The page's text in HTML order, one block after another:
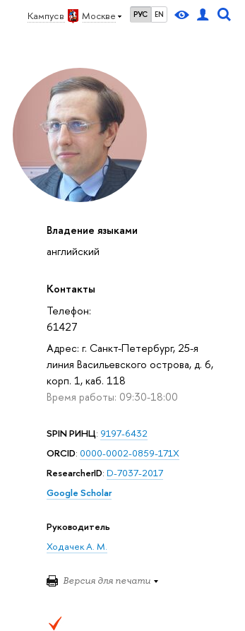
Кампус в Москве РУС EN
Владение языками
английский
Контакты
Телефон:
61427
Адрес: г. Санкт-Петербург, 25-я
линия Васильевского острова, д. 6,
корп. 1, каб. 118
Время работы: 09:30-18:00
SPIN РИНЦ: 9197-6432
ORCID: 0000-0002-0859-171X
ResearcherID: D-7037-2017
Google Scholar
Руководитель
Ходачек А. М.
Версия для печати